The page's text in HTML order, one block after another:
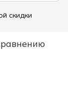
скидки